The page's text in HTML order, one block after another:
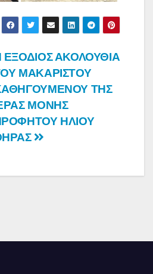
ΕΞΟΔΙΟΣ ΑΚΟΛΟΥΘΙΑ
ΜΑΚΑΡΙΣΤΟΥ
ΤΗΣ
ΜΟΝΗΣ
ΗΛΙΟΥ